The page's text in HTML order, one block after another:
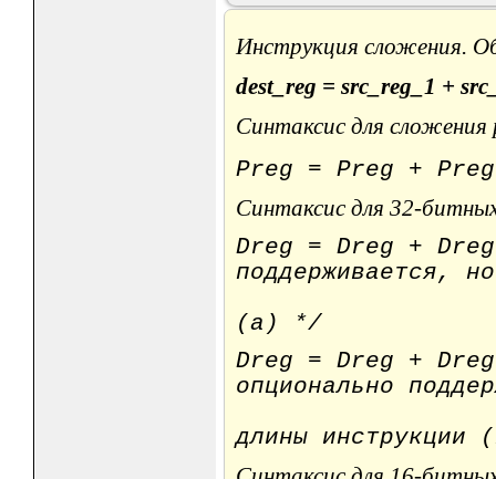
Инструкция сложения.
dest_reg = src_reg_1 +
Синтаксис для сложения
Preg =
Синтаксис для 32-
Dreg = Dreg
поддерживается, но
(a) */
Dreg = Dreg +
опционально
длины